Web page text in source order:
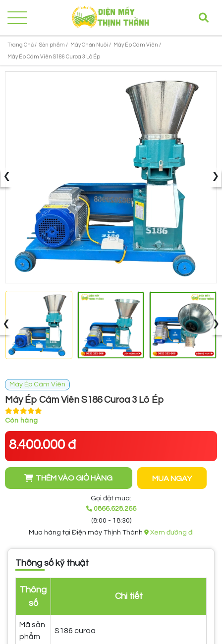
Trang Chủ / Sản phẩm / Máy Chăn Nuôi / Máy Ép Cám Viên /
Máy Ép Cám Viên S186 Curoa 3 Lô Ép
‹ ›
‹ ›
Máy Ép Cám Viên
Máy Ép Cám Viên S186 Curoa 3 Lô Ép
Còn hàng
8.400.000 đ
THÊM VÀO GIỎ HÀNG MUA NGAY
Gọi đặt mua:
0866.628.266
(8:00 - 18:30)
Mua hàng tại Điện máy Thịnh Thành
Xem đường đi
Thông số kỹ thuật
Thông
số
Chi tiết
Mã sản
phẩm
S186 curoa